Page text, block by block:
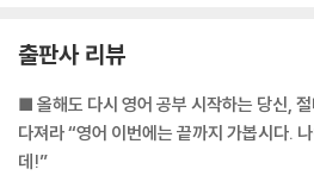
Chapter 23 회의부터 면접까지 커버하는
영어 대화를 이끄는 말하기 전략| 면접도
Chapter 24 무례하지 않게 의견 말하기
분명한 의사 표현의 중요성| 그렇다/아니다
치트키
개발하고, 루틴을 만들고, 꺾이지 않는 열정
이죠. 무얼 하든 가슴속의 불씨와 절실함을
서 가장 어려운 일이라는 걸, 아마 여러분도
생활 속에서도 어제보다 더 나은 나, 더 큰
출판사 리뷰
■ 올해도 다시 영어 공부 시작하는 당신,
다져라 “영어 이번에는 끝까지 가봅시다.
데!”